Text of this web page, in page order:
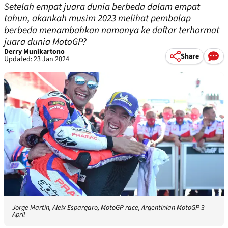
Setelah empat juara dunia berbeda dalam empat
tahun, akankah musim 2023 melihat pembalap
berbeda menambahkan namanya ke daftar terhormat
juara dunia MotoGP?
Derry Munikartono
Updated: 23 Jan 2024 Share
Jorge Martin, Aleix Espargaro, MotoGP race, Argentinian MotoGP 3
April